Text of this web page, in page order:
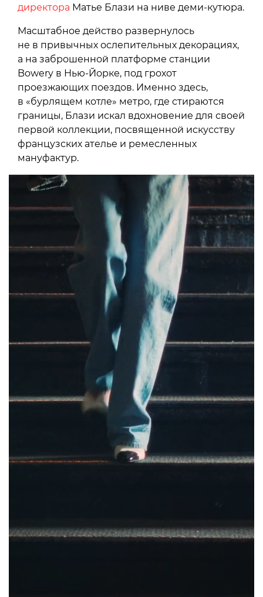
директора Матье Блази на ниве деми-кутюра.
Масштабное действо развернулось
не в привычных ослепительных декорациях,
а на заброшенной платформе станции
Bowery в Нью-Йорке, под грохот
проезжающих поездов. Именно здесь,
в «бурлящем котле» метро, где стираются
границы, Блази искал вдохновение для своей
первой коллекции, посвященной искусству
французских ателье и ремесленных
мануфактур.